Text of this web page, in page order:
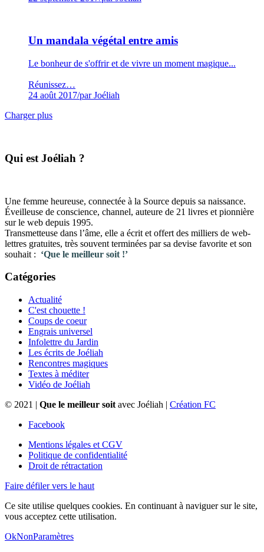
Un mandala végétal entre amis
Le bonheur de s'offrir et de vivre un moment magique...
Réunissez…
24 août 2017/par Joéliah
Charger plus
​Qui est Joéliah ?
Une femme heureuse, connectée à la Source depuis sa naissance.
Éveilleuse de conscience, channel, auteure de 21 livres et pionnière
sur le web depuis 1995.
Transmetteuse dans l’âme, elle a écrit et offert des milliers de web-
lettres gratuites, très souvent terminées par sa devise favorite et son
souhait : ‘Que le meilleur soit !’
Catégories
Actualité
C'est chouette !
Coups de coeur
Engrais universel
Infolettre du Jardin
Les écrits de Joéliah
Rencontres magiques
Textes à méditer
Vidéo de Joéliah
© 2021 | Que le meilleur soit avec Joéliah | Création FC
Facebook
Mentions légales et CGV
Politique de confidentialité
Droit de rétractation
Faire défiler vers le haut
Ce site utilise quelques cookies. En continuant à naviguer sur le site,
vous acceptez cette utilisation.
OkNonParamètres